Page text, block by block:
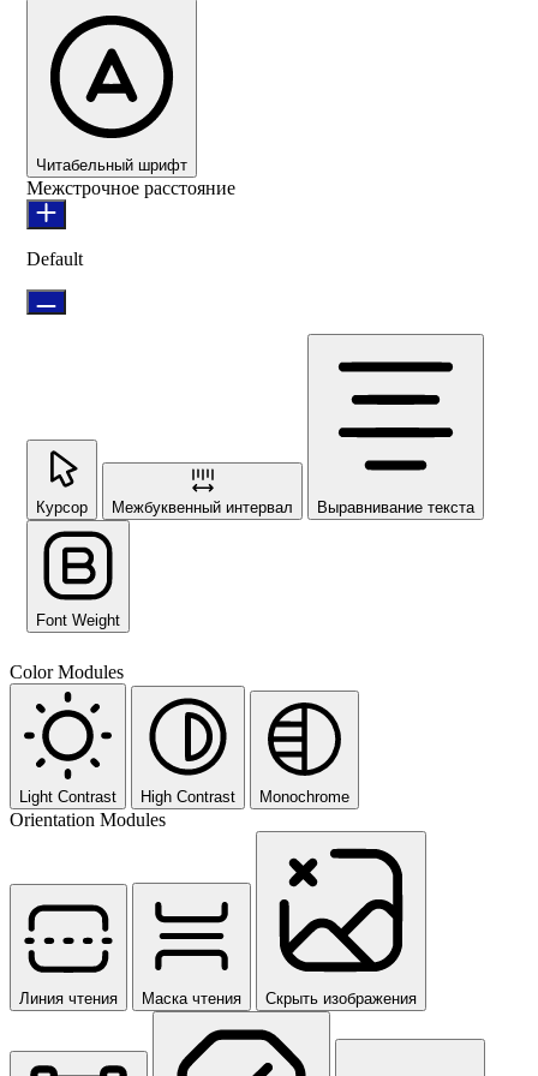
Читабельный шрифт
Межстрочное расстояние
Default
Курсор Межбуквенный интервал Выравнивание текста
Font Weight
Color Modules
Light Contrast High Contrast Monochrome
Orientation Modules
Линия чтения Маска чтения Скрыть изображения